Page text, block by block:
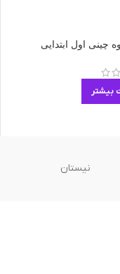
چینی اول ابتدایی
بیشتر
نیستان